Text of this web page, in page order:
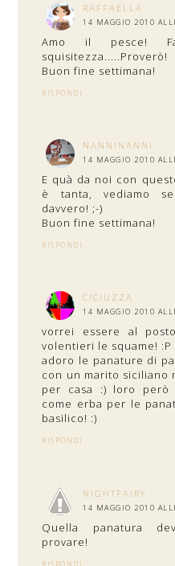
RAFFAELLA
14 MAGGIO 2010
Amo il pesce!
squisitezza.....Proverò!
Buon fine settimana!
RISPONDI
NANNINANNI
14 MAGGIO 2010
E quà da noi con
è tanta, vediamo
davvero! ;-)
Buon fine settimana!
RISPONDI
CICIUZZA
14 MAGGIO 2010
vorrei essere al
volentieri le squame! :P
adoro le panature di
con un marito siciliano
per casa :) loro però
come erba per le
basilico! :)
RISPONDI
NIGHTFAIRY
14 MAGGIO 2010
Quella panatura
provare!
RISPONDI